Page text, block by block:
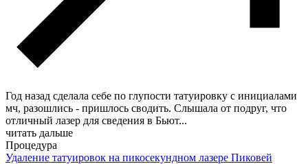
Год назад сделала себе по глупости татуировку с инициалами
мч, разошлись - пришлось сводить. Слышала от подруг, что
отличный лазер для сведения в Бьют...
читать дальше
Процедура
Удаление татуировок на пикосекундном лазере Пиковей